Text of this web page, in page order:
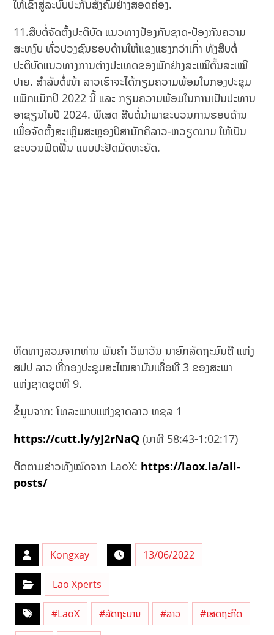
ໃຫ້ເຂົ້າສູ່ລະບົບປະກັນສັງຄົມຢ່າງສອດຄ່ອງ.
11.ສືບຕໍ່ຈັດຕັ້ງປະຕິບັດ ແນວທາງປ້ອງກັນຊາດ-ປ້ອງກັນຄວາມ
ສະຫງົບ ທົ່ວປວງຊົນຮອບດ້ານໃຫ້ແຂງແຮງກວ່າເກົ່າ ທັງສືບຕໍ່
ປະຕິບັດແນວທາງການຕ່າງປະເທດຂອງພັກຢ່າງສະເໝີຕົ້ນສະເໝີ
ປາຍ. ສຳລັບຕໍ່ໜ້າ ລາວເຮົາຈະໄດ້ກຽມຄວາມພ້ອມໃນກອງປະຊຸມ
ແພັກແມັກປີ 2022 ນີ້ ແລະ ກຽມຄວາມພ້ອມໃນການເປັນປະທານ
ອາຊຽນໃນປີ 2024. ພິເສດ ສືບຕໍ່ນຳພາຂະບວນການຮອບດ້ານ
ເພື່ອຈັດຕັ້ງສະເຫຼີມສະຫຼອງປີສາມັກຄີລາວ-ຫວຽດນາມ ໃຫ້ເປັນ
ຂະບວນຟົດຟື້ນ ແບບປະຢັດມັດທະຍັດ.
ທິດທາງລວມຈາກທ່ານ ພັນຄຳ ວິພາວັນ ນາຍົກລັດຖະມົນຕີ ແຫ່ງ
ສປປ ລາວ ທີ່ກອງປະຊຸມສະໄໝສາມັນເທື່ອທີ 3 ຂອງສະພາ
ແຫ່ງຊາດຊຸດທີ 9.
ຂໍ້ມູນຈາກ: ໂທລະພາບແຫ່ງຊາດລາວ ທຊລ 1
https://cutt.ly/yJ2rNaQ (ນາທີ 58:43-1:02:17)
ຕິດຕາມຂ່າວທັງໝົດຈາກ LaoX: https://laox.la/all-
posts/
Kongxay 13/06/2022
Lao Xperts
#LaoX #ລັດຖະບານ #ລາວ #ເສດຖະກິດ